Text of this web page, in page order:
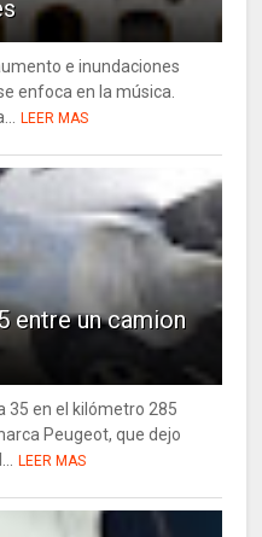
e inundaciones
enfoca en la música.
LEER MAS
entre un camion
35 en el kilómetro 285
Peugeot, que dejo
LEER MAS